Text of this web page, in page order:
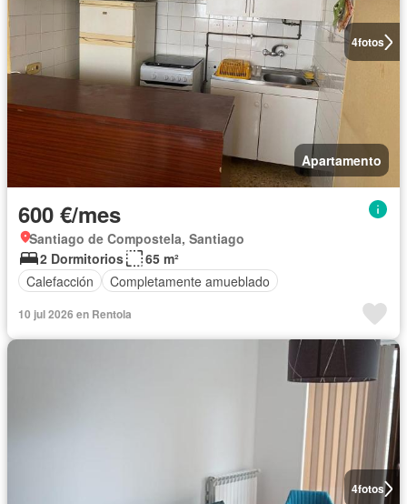
4fotos
Apartamento
600 €/mes
Santiago de Compostela, Santiago
2 Dormitorios
65 m²
Calefacción
Completamente amueblado
10 jul 2026 en Rentola
4fotos